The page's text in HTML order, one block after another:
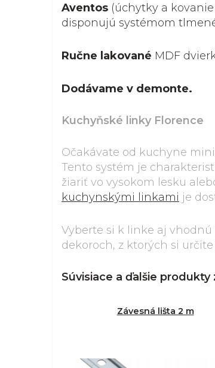
Aventos (úchytky a
disponujú systémom
Ručne lakované MDF
Dodávame v demonte.
Kuchyňské linky Florence
Očakávate od kuchyne
Tento systém je
žiariť vo vysokom lesku
kuchynskými linkami je
Vyberte si k linke aj vhodnú
dekoroch, z ktorých si
Súvisiace a ďalšie produkty
Závesná lišta 2 m